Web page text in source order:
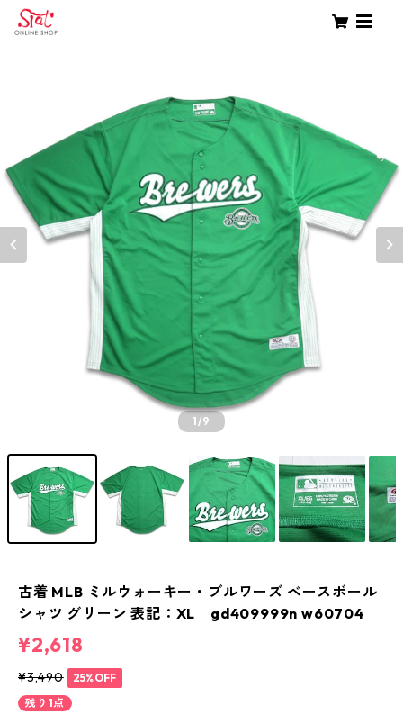
1/9
古着 MLB ミルウォーキー・ブルワーズ ベースボール
シャツ グリーン 表記：XL gd409999n w60704
¥2,618
¥3,490
25%OFF
残り1点